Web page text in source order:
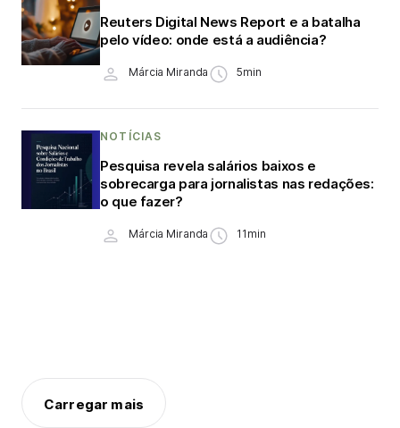
Reuters Digital News Report e a batalha
pelo vídeo: onde está a audiência?
Márcia Miranda 5min
NOTÍCIAS
Pesquisa revela salários baixos e
sobrecarga para jornalistas nas redações:
o que fazer?
Márcia Miranda 11min
Carregar mais